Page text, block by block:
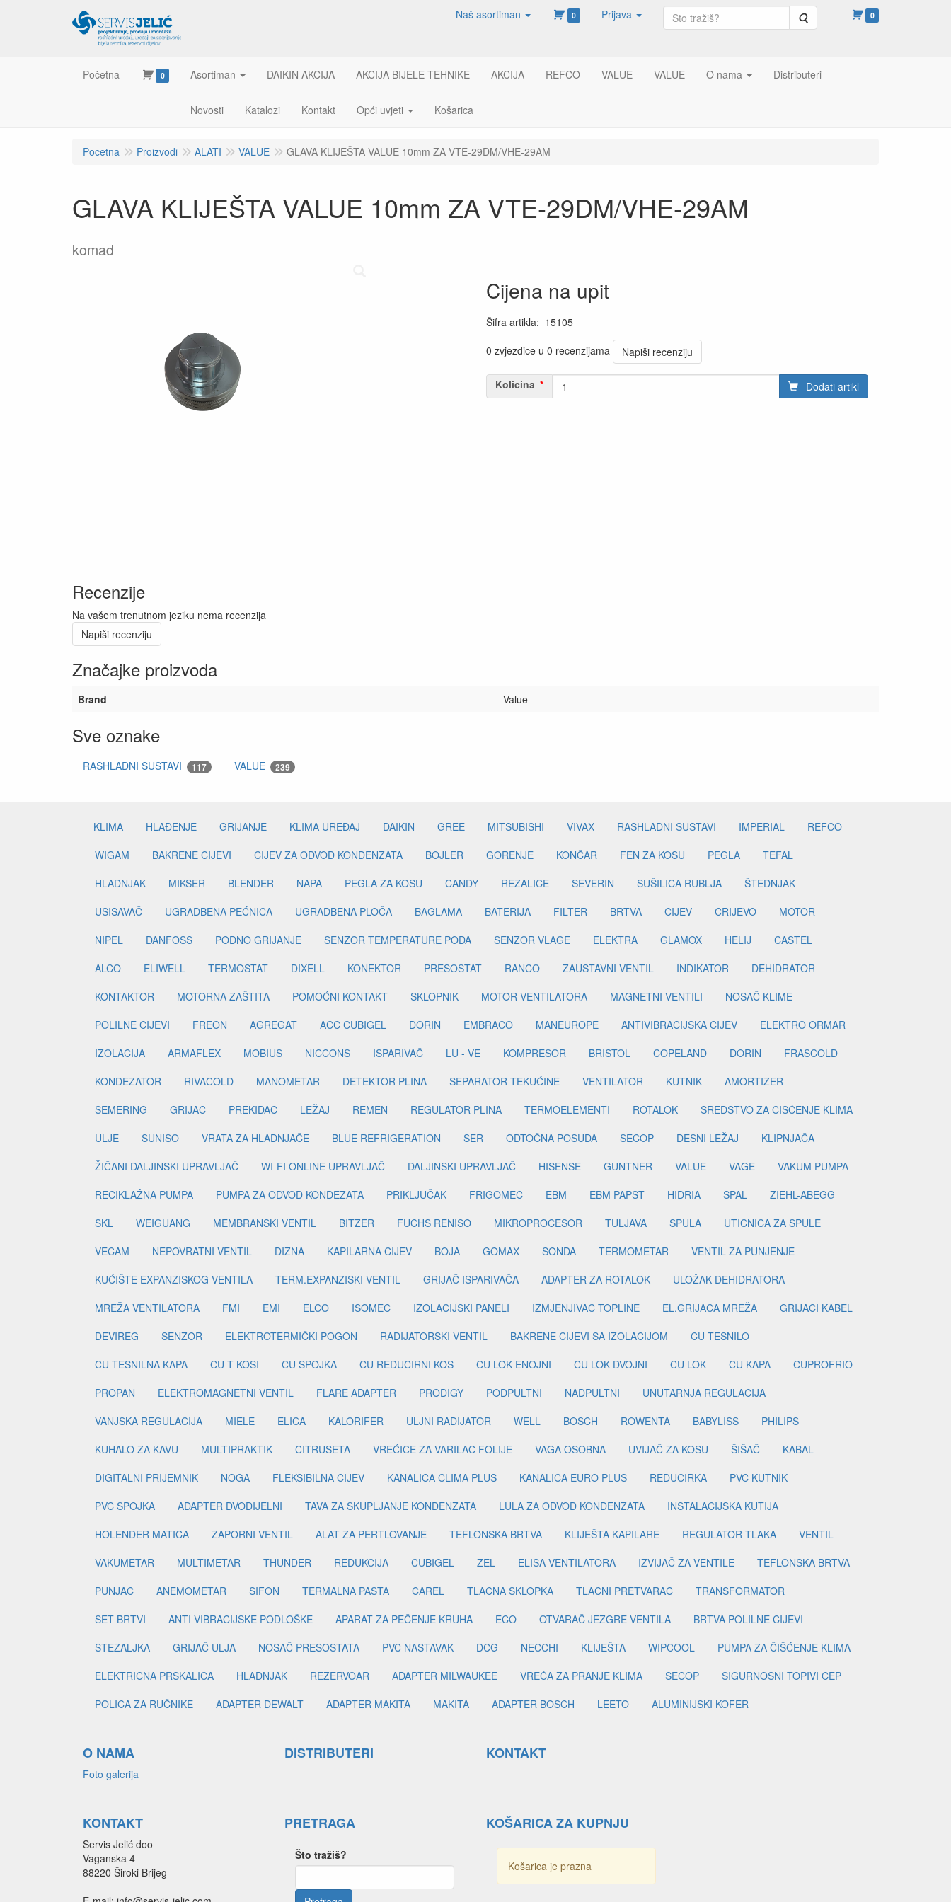
Naš asortiman 0 Prijava Pretraga 0
Početna 0 Asortiman DAIKIN AKCIJA AKCIJA BIJELE TEHNIKE AKCIJA REFCO VALUE VALUE O nama Distributeri
Novosti Katalozi Kontakt Opći uvjeti Košarica
Pocetna Proizvodi ALATI VALUE GLAVA KLIJEŠTA VALUE 10mm ZA VTE-29DM/VHE-29AM
GLAVA KLIJEŠTA VALUE 10mm ZA VTE-29DM/VHE-29AM
komad
Cijena na upit
Šifra artikla: 15105
0 zvjezdice u 0 recenzijama
Napiši recenziju
Kolicina Dodati artikl
Recenzije
Na vašem trenutnom jeziku nema recenzija
Napiši recenziju
Značajke proizvoda
Brand Value
Sve oznake
RASHLADNI SUSTAVI 117 VALUE 239
KLIMA HLAĐENJE GRIJANJE KLIMA UREĐAJ DAIKIN GREE MITSUBISHI VIVAX RASHLADNI SUSTAVI IMPERIAL
REFCO
WIGAM
BAKRENE CIJEVI CIJEV ZA ODVOD KONDENZATA BOJLER GORENJE KONČAR FEN ZA KOSU PEGLA
TEFAL
HLADNJAK
MIKSER BLENDER NAPA PEGLA ZA KOSU CANDY REZALICE SEVERIN SUŠILICA RUBLJA
ŠTEDNJAK
USISAVAČ
UGRADBENA PEĆNICA UGRADBENA PLOČA BAGLAMA BATERIJA FILTER BRTVA CIJEV CRIJEVO
MOTOR
NIPEL
DANFOSS PODNO GRIJANJE SENZOR TEMPERATURE PODA SENZOR VLAGE ELEKTRA GLAMOX HELIJ
CASTEL
ALCO
ELIWELL TERMOSTAT DIXELL KONEKTOR PRESOSTAT RANCO ZAUSTAVNI VENTIL INDIKATOR
DEHIDRATOR
KONTAKTOR
MOTORNA ZAŠTITA POMOĆNI KONTAKT SKLOPNIK MOTOR VENTILATORA MAGNETNI VENTILI
NOSAČ KLIME
POLILNE CIJEVI
FREON AGREGAT ACC CUBIGEL DORIN EMBRACO MANEUROPE ANTIVIBRACIJSKA CIJEV
ELEKTRO ORMAR
IZOLACIJA
ARMAFLEX MOBIUS NICCONS ISPARIVAČ LU - VE KOMPRESOR BRISTOL COPELAND DORIN
FRASCOLD
KONDEZATOR
RIVACOLD MANOMETAR DETEKTOR PLINA SEPARATOR TEKUĆINE VENTILATOR KUTNIK
AMORTIZER
SEMERING
GRIJAČ PREKIDAČ LEŽAJ REMEN REGULATOR PLINA TERMOELEMENTI ROTALOK
SREDSTVO ZA ČIŠĆENJE KLIMA
ULJE
SUNISO VRATA ZA HLADNJAČE BLUE REFRIGERATION SER ODTOČNA POSUDA SECOP DESNI LEŽAJ
KLIPNJAČA
ŽIČANI DALJINSKI UPRAVLJAČ
WI-FI ONLINE UPRAVLJAČ DALJINSKI UPRAVLJAČ HISENSE GUNTNER VALUE VAGE
VAKUM PUMPA
RECIKLAŽNA PUMPA
PUMPA ZA ODVOD KONDEZATA PRIKLJUČAK FRIGOMEC EBM EBM PAPST HIDRIA SPAL
ZIEHL-ABEGG
SKL
WEIGUANG MEMBRANSKI VENTIL BITZER FUCHS RENISO MIKROPROCESOR TULJAVA ŠPULA
UTIČNICA ZA ŠPULE
VECAM
NEPOVRATNI VENTIL DIZNA KAPILARNA CIJEV BOJA GOMAX SONDA TERMOMETAR
VENTIL ZA PUNJENJE
KUĆIŠTE EXPANZISKOG VENTILA
TERM.EXPANZISKI VENTIL GRIJAČ ISPARIVAČA ADAPTER ZA ROTALOK
ULOŽAK DEHIDRATORA
MREŽA VENTILATORA
FMI EMI ELCO ISOMEC IZOLACIJSKI PANELI IZMJENJIVAČ TOPLINE EL.GRIJAČA MREŽA
GRIJAČI KABEL
DEVIREG
SENZOR ELEKTROTERMIČKI POGON RADIJATORSKI VENTIL BAKRENE CIJEVI SA IZOLACIJOM
CU TESNILO
CU TESNILNA KAPA
CU T KOSI CU SPOJKA CU REDUCIRNI KOS CU LOK ENOJNI CU LOK DVOJNI CU LOK CU KAPA
CUPROFRIO
PROPAN
ELEKTROMAGNETNI VENTIL FLARE ADAPTER PRODIGY PODPULTNI NADPULTNI
UNUTARNJA REGULACIJA
VANJSKA REGULACIJA
MIELE ELICA KALORIFER ULJNI RADIJATOR WELL BOSCH ROWENTA BABYLISS
PHILIPS
KUHALO ZA KAVU
MULTIPRAKTIK CITRUSETA VREĆICE ZA VARILAC FOLIJE VAGA OSOBNA UVIJAČ ZA KOSU ŠIŠAČ
KABAL
DIGITALNI PRIJEMNIK
NOGA FLEKSIBILNA CIJEV KANALICA CLIMA PLUS KANALICA EURO PLUS REDUCIRKA
PVC KUTNIK
PVC SPOJKA
ADAPTER DVODIJELNI TAVA ZA SKUPLJANJE KONDENZATA LULA ZA ODVOD KONDENZATA
INSTALACIJSKA KUTIJA
HOLENDER MATICA
ZAPORNI VENTIL ALAT ZA PERTLOVANJE TEFLONSKA BRTVA KLIJEŠTA KAPILARE REGULATOR TLAKA
VENTIL
VAKUMETAR
MULTIMETAR THUNDER REDUKCIJA CUBIGEL ZEL ELISA VENTILATORA IZVIJAČ ZA VENTILE
TEFLONSKA BRTVA
PUNJAČ
ANEMOMETAR SIFON TERMALNA PASTA CAREL TLAČNA SKLOPKA TLAČNI PRETVARAČ
TRANSFORMATOR
SET BRTVI
ANTI VIBRACIJSKE PODLOŠKE APARAT ZA PEČENJE KRUHA ECO OTVARAČ JEZGRE VENTILA
BRTVA POLILNE CIJEVI
STEZALJKA
GRIJAČ ULJA NOSAČ PRESOSTATA PVC NASTAVAK DCG NECCHI KLIJEŠTA WIPCOOL
PUMPA ZA ČIŠĆENJE KLIMA
ELEKTRIČNA PRSKALICA
HLADNJAK REZERVOAR ADAPTER MILWAUKEE VREĆA ZA PRANJE KLIMA SECOP
SIGURNOSNI TOPIVI ČEP
POLICA ZA RUČNIKE
ADAPTER DEWALT ADAPTER MAKITA MAKITA ADAPTER BOSCH LEETO ALUMINIJSKI KOFER
O NAMA
Foto galerija
DISTRIBUTERI KONTAKT
KONTAKT
Servis Jelić doo
Vaganska 4
88220 Široki Brijeg
PRETRAGA
Što tražiš?
KOŠARICA ZA KUPNJU
Košarica je prazna